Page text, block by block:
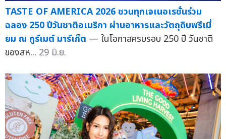
TASTE OF AMERICA 2026 ชวนทุกเจเนอเรชั่นร่วม
ฉลอง 250 ปีวันชาติอเมริกา ผ่านอาหารและวัตถุดิบพรีเมี่
ยม ณ กูร์เมต์ มาร์เก็ต — ในโอกาสครบรอบ 250 ปี วันชาติ
ของสห... 29 มิ.ย.